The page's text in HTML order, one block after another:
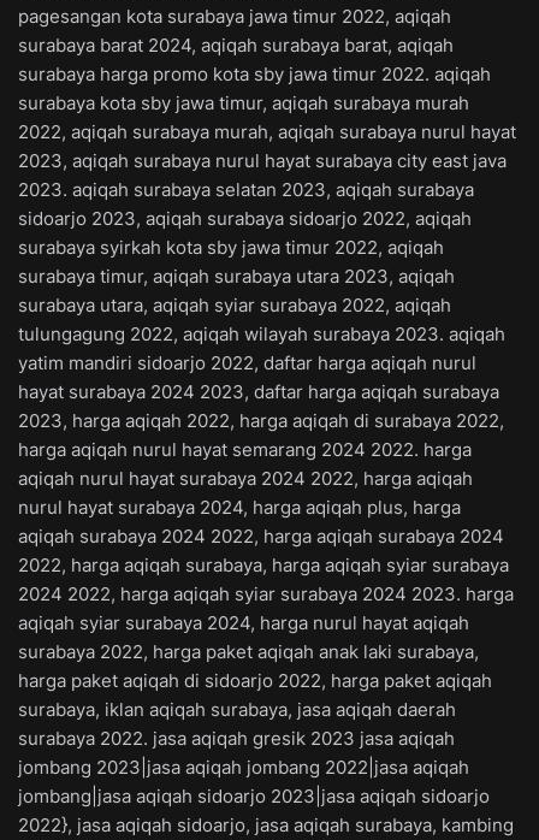
pagesangan kota surabaya jawa timur 2022, aqiqah
surabaya barat 2024, aqiqah surabaya barat, aqiqah
surabaya harga promo kota sby jawa timur 2022. aqiqah
surabaya kota sby jawa timur, aqiqah surabaya murah
2022, aqiqah surabaya murah, aqiqah surabaya nurul hayat
2023, aqiqah surabaya nurul hayat surabaya city east java
2023. aqiqah surabaya selatan 2023, aqiqah surabaya
sidoarjo 2023, aqiqah surabaya sidoarjo 2022, aqiqah
surabaya syirkah kota sby jawa timur 2022, aqiqah
surabaya timur, aqiqah surabaya utara 2023, aqiqah
surabaya utara, aqiqah syiar surabaya 2022, aqiqah
tulungagung 2022, aqiqah wilayah surabaya 2023. aqiqah
yatim mandiri sidoarjo 2022, daftar harga aqiqah nurul
hayat surabaya 2024 2023, daftar harga aqiqah surabaya
2023, harga aqiqah 2022, harga aqiqah di surabaya 2022,
harga aqiqah nurul hayat semarang 2024 2022. harga
aqiqah nurul hayat surabaya 2024 2022, harga aqiqah
nurul hayat surabaya 2024, harga aqiqah plus, harga
aqiqah surabaya 2024 2022, harga aqiqah surabaya 2024
2022, harga aqiqah surabaya, harga aqiqah syiar surabaya
2024 2022, harga aqiqah syiar surabaya 2024 2023. harga
aqiqah syiar surabaya 2024, harga nurul hayat aqiqah
surabaya 2022, harga paket aqiqah anak laki surabaya,
harga paket aqiqah di sidoarjo 2022, harga paket aqiqah
surabaya, iklan aqiqah surabaya, jasa aqiqah daerah
surabaya 2022. jasa aqiqah gresik 2023 jasa aqiqah
jombang 2023|jasa aqiqah jombang 2022|jasa aqiqah
jombang|jasa aqiqah sidoarjo 2023|jasa aqiqah sidoarjo
2022}, jasa aqiqah sidoarjo, jasa aqiqah surabaya, kambing